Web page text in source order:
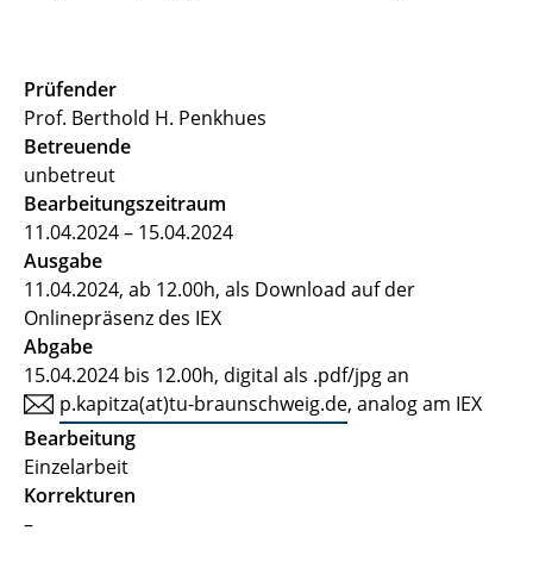
Prüfender
Prof. Berthold H. Penkhues
Betreuende
unbetreut
Bearbeitungszeitraum
11.04.2024 – 15.04.2024
Ausgabe
11.04.2024, ab 12.00h, als Download auf der
Onlinepräsenz des IEX
Abgabe
15.04.2024 bis 12.00h, digital als .pdf/jpg an
p.kapitza(at)tu-braunschweig.de, analog am IEX
Bearbeitung
Einzelarbeit
Korrekturen
–